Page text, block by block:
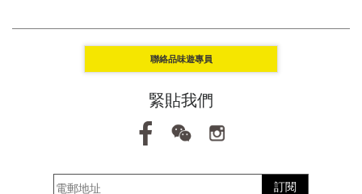
聯絡品味遊專員
緊貼我們
訂閱